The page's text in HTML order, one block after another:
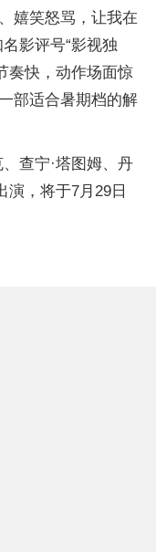
嬉笑怒骂，让我在
影评号“影视独
奏快，动作场面惊
部适合暑期档的解
、查宁·塔图姆、丹
演，将于7月29日